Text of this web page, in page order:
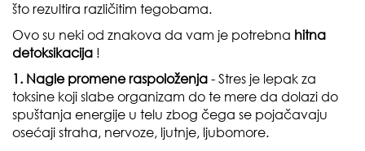
što rezultira različitim tegobama.
Ovo su neki od znakova da vam je potrebna hitna
detoksikacija !
1. Nagle promene raspoloženja - Stres je lepak za
toksine koji slabe organizam do te mere da dolazi do
spuštanja energije u telu zbog čega se pojačavaju
osećaji straha, nervoze, ljutnje, ljubomore.